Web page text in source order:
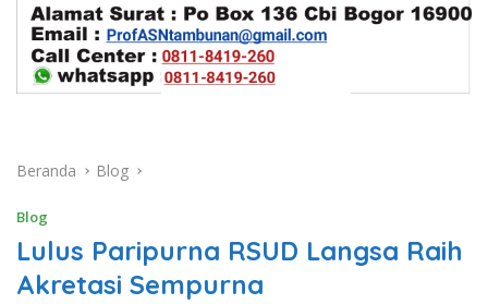
Beranda Blog
Blog
Lulus Paripurna RSUD Langsa Raih
Akretasi Sempurna